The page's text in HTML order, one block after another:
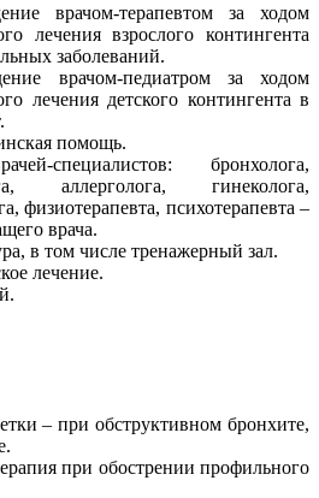
врачом-терапевтом за ходом
лечения взрослого контингента
заболеваний.
врачом-педиатром за ходом
лечения детского контингента в
помощь.
специалистов: бронхолога,
аллерголога, гинеколога,
физиотерапевта, психотерапевта –
врача.
в том числе тренажерный зал.
лечение.
– при обструктивном бронхите,
при обострении профильного